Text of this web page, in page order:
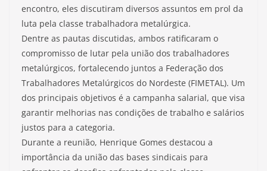
encontro, eles discutiram diversos assuntos em prol da
luta pela classe trabalhadora metalúrgica.
Dentre as pautas discutidas, ambos ratificaram o
compromisso de lutar pela união dos trabalhadores
metalúrgicos, fortalecendo juntos a Federação dos
Trabalhadores Metalúrgicos do Nordeste (FIMETAL). Um
dos principais objetivos é a campanha salarial, que visa
garantir melhorias nas condições de trabalho e salários
justos para a categoria.
Durante a reunião, Henrique Gomes destacou a
importância da união das bases sindicais para